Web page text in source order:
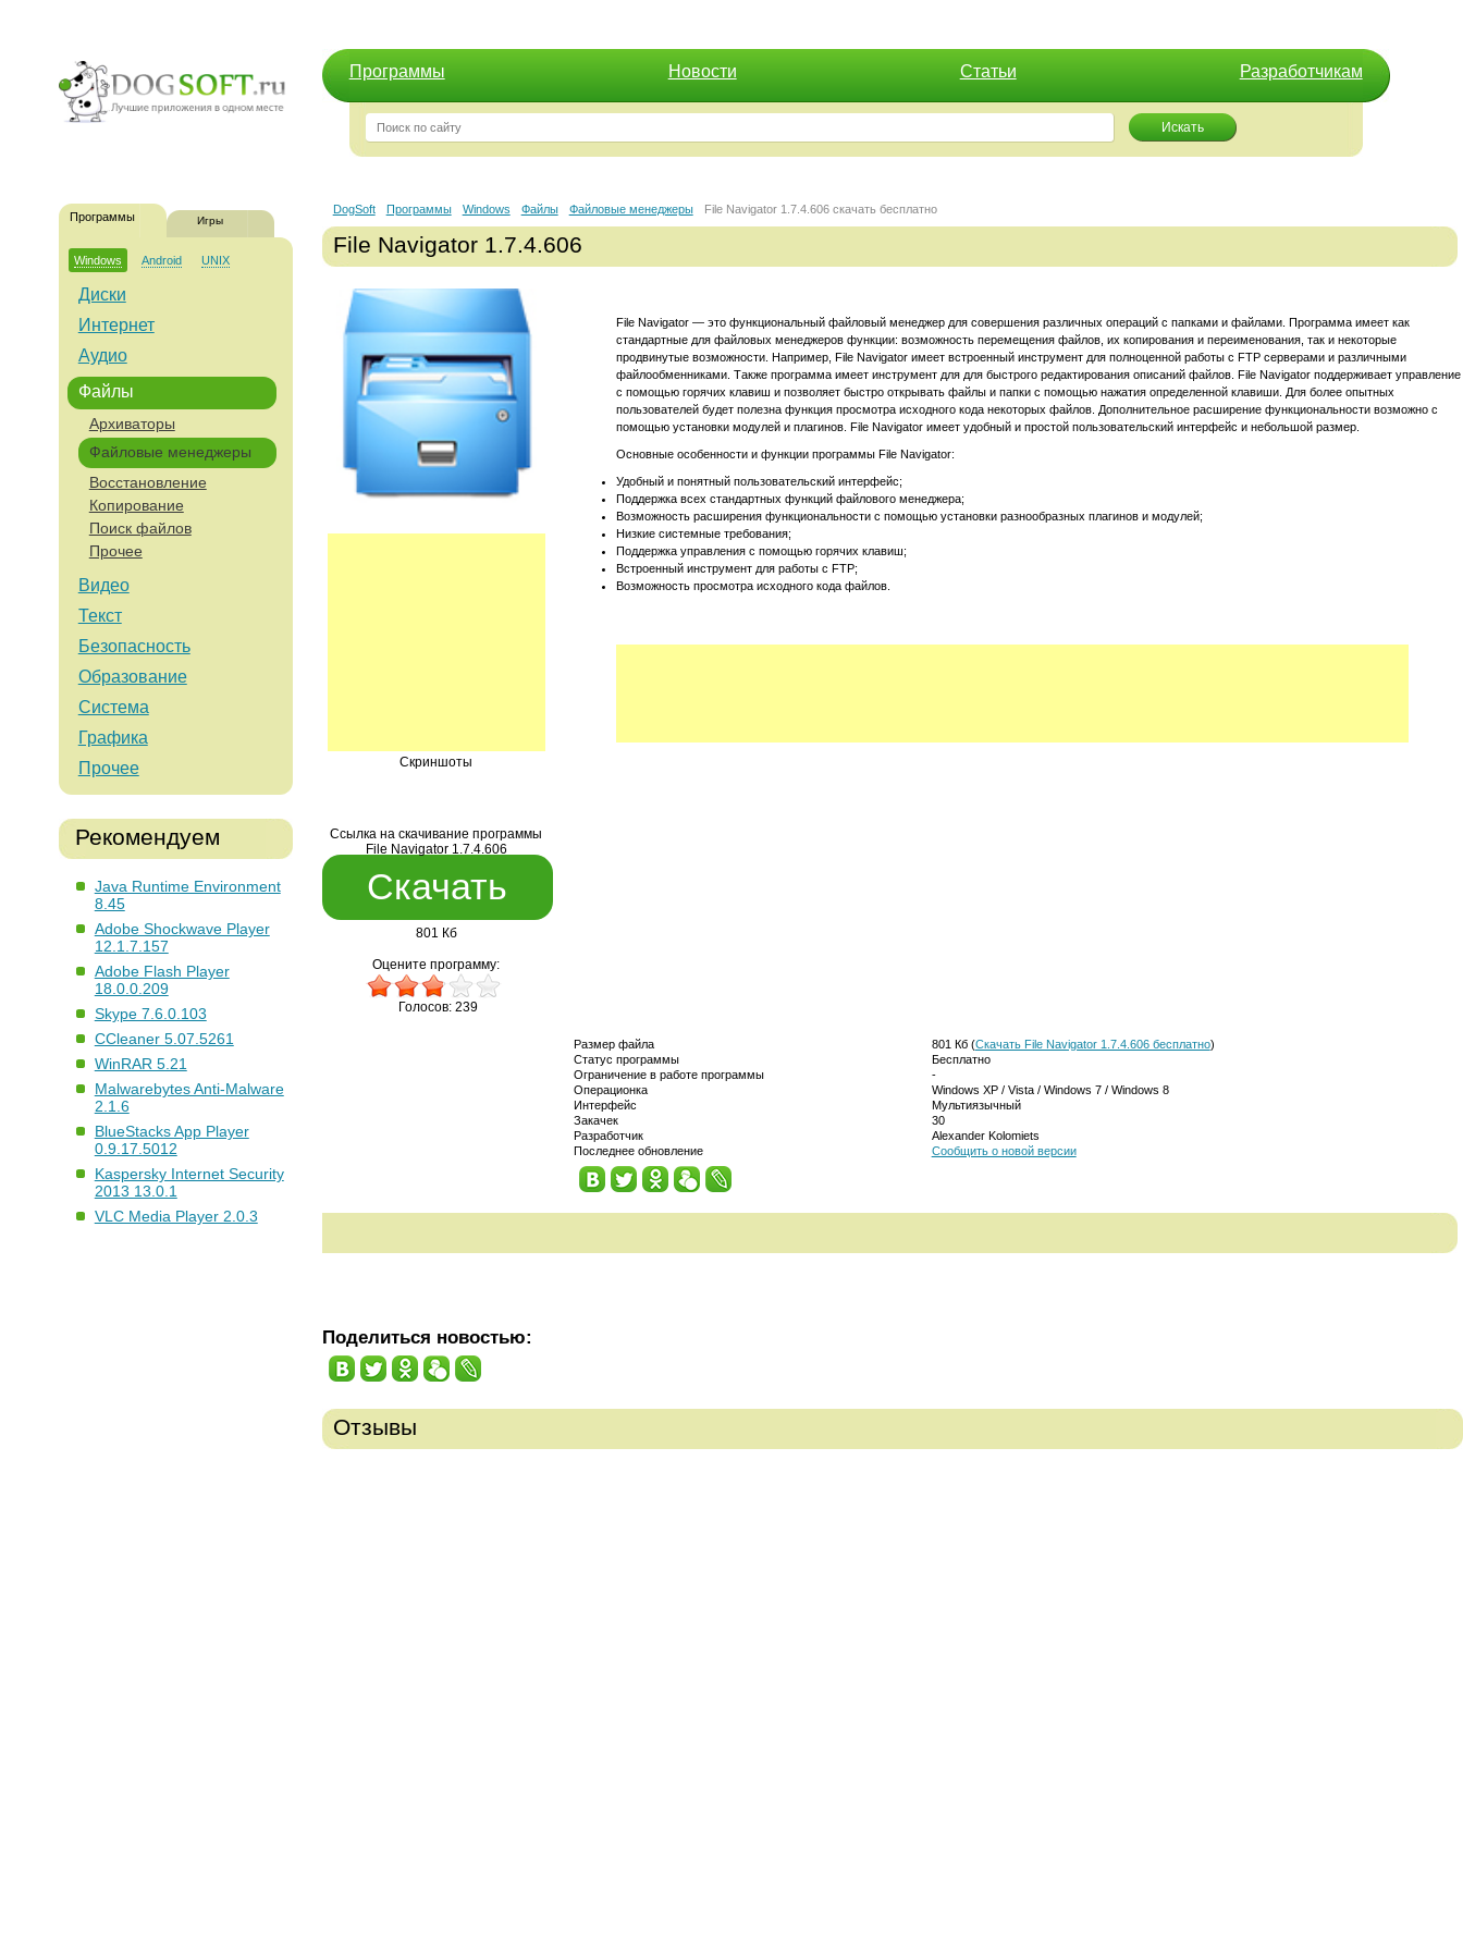
Программы Новости Статьи Разработчикам
Искать
Программы Игры
Windows Android UNIX
Диски
Интернет
Аудио
Файлы
Архиваторы
Файловые менеджеры
Восстановление
Копирование
Поиск файлов
Прочее
Видео
Текст
Безопасность
Образование
Система
Графика
Прочее
Рекомендуем
Java Runtime Environment
8.45
Adobe Shockwave Player
12.1.7.157
Adobe Flash Player
18.0.0.209
Skype 7.6.0.103
CCleaner 5.07.5261
WinRAR 5.21
Malwarebytes Anti-Malware
2.1.6
BlueStacks App Player
0.9.17.5012
Kaspersky Internet Security
2013 13.0.1
VLC Media Player 2.0.3
DogSoft Программы Windows Файлы Файловые менеджеры File Navigator 1.7.4.606 скачать бесплатно
File Navigator 1.7.4.606
Скриншоты
Ссылка на скачивание программы
File Navigator 1.7.4.606
Скачать
801 Кб
Оцените программу:
Голосов: 239
File Navigator — это функциональный файловый менеджер для совершения различных операций с папками и файлами. Программа имеет как
стандартные для файловых менеджеров функции: возможность перемещения файлов, их копирования и переименования, так и некоторые
продвинутые возможности. Например, File Navigator имеет встроенный инструмент для полноценной работы с FTP серверами и различными
файлообменниками. Также программа имеет инструмент для для быстрого редактирования описаний файлов. File Navigator поддерживает управление
с помощью горячих клавиш и позволяет быстро открывать файлы и папки с помощью нажатия определенной клавиши. Для более опытных
пользователей будет полезна функция просмотра исходного кода некоторых файлов. Дополнительное расширение функциональности возможно с
помощью установки модулей и плагинов. File Navigator имеет удобный и простой пользовательский интерфейс и небольшой размер.
Основные особенности и функции программы File Navigator:
Удобный и понятный пользовательский интерфейс;
Поддержка всех стандартных функций файлового менеджера;
Возможность расширения функциональности с помощью установки разнообразных плагинов и модулей;
Низкие системные требования;
Поддержка управления с помощью горячих клавиш;
Встроенный инструмент для работы с FTP;
Возможность просмотра исходного кода файлов.
Размер файла 801 Кб (Скачать File Navigator 1.7.4.606 бесплатно)
Статус программы
Бесплатно
Ограничение в работе программы
-
Операционка
Windows XP / Vista / Windows 7 / Windows 8
Интерфейс
Мультиязычный
Закачек
30
Разработчик
Alexander Kolomiets
Последнее обновление
Сообщить о новой версии
Поделиться новостью:
Отзывы